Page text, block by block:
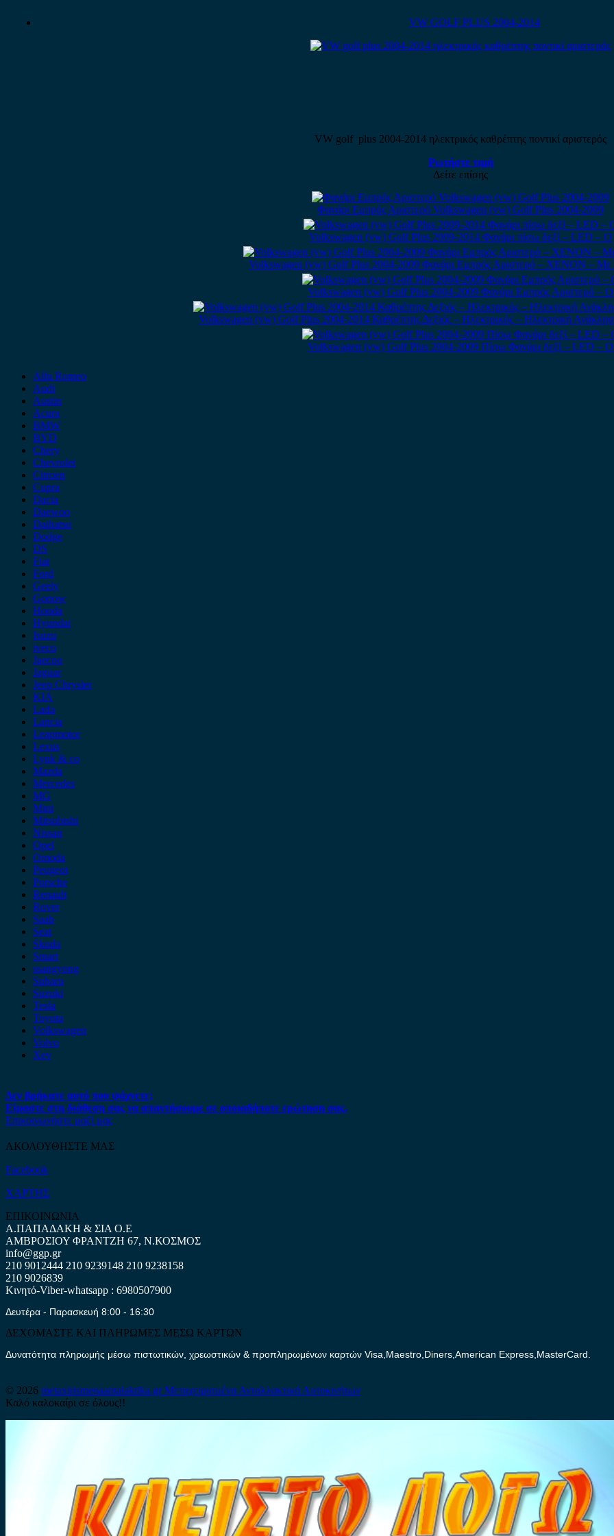
VW GOLF PLUS 2004-2014
VW golf plus 2004-2014 ηλεκτρικός καθρέπτης ποντικί αριστερός
Ρωτήστε τιμή
Δείτε επίσης
Φανάρι Εμπρός Αριστερό Volkswagen (vw) Golf Plus 2004-2009
Volkswagen (vw) Golf Plus 2009-2014 Φανάρι πίσω δεξί – LED – Ο
Volkswagen (vw) Golf Plus 2004-2009 Φανάρι Εμπρός Αριστερό – XENON –
Volkswagen (vw) Golf Plus 2004-2009 Φανάρι Εμπρός Αριστερό – Ο
Volkswagen (vw) Golf Plus 2004-2014 Καθρέπτης Δεξιός – Ηλεκτρικός – Ηλεκτρική
Volkswagen (vw) Golf Plus 2004-2009 Πίσω Φανάρι δεξί – LED – Ο
Alfa Romeo
Audi
Austin
Acura
BMW
BYD
Chery
Chevrolet
Citroen
Cupra
Dacia
Daewoo
Daihatsu
Dodge
DS
Fiat
Ford
Geely
Gonow
Honda
Hyundai
Isuzu
iveco
Jaecoo
Jaguar
Jeep Chrysler
KIA
Lada
Lancia
Leapmotor
Lexus
Lynk & co
Mazda
Mercedes
MG
Mini
Mitsubishi
Nissan
Opel
Omoda
Peugeot
Porsche
Renault
Rover
Saab
Seat
Skoda
Smart
ssangyong
Subaru
Suzuki
Tesla
Toyota
Volkswagen
Volvo
Xev
Δεν βρήκατε αυτό που ψάχνετε;
Είμαστε στη διάθεση σας να απαντήσουμε σε οποιαδήποτε ερώτηση σας.
Επικοινωνήστε μαζί μας
ΑΚΟΛΟΥΘΗΣΤΕ ΜΑΣ
Facebook
ΧΑΡΤΗΣ
ΕΠΙΚΟΙΝΩΝΙΑ
Α.ΠΑΠΑΔΑΚΗ & ΣΙΑ Ο.Ε
ΑΜΒΡΟΣΙΟΥ ΦΡΑΝΤΖΗ 67, Ν.ΚΟΣΜΟΣ
info@ggp.gr
210 9012444 210 9239148 210 9238158
210 9026839
Κινητό-Viber-whatsapp : 6980507900
Δευτέρα - Παρασκευή 8:00 - 16:30
ΔΕΧΟΜΑΣΤΕ ΚΑΙ ΠΛΗΡΩΜΕΣ ΜΕΣΩ ΚΑΡΤΩΝ
Δυνατότητα πληρωμής μέσω πιστωτικών, χρεωστικών & προπληρωμένων καρτών Visa,Maestro,Diners,American Express,MasterCard.
© 2026 metaxirismenaantalaktika.grΜεταχειρισμένα Ανταλλακτικά Αυτοκινήτων
Καλό καλοκαίρι σε όλους!!